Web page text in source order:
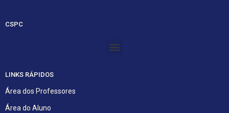
CSPC
Menu
LINKS RÁPIDOS
Área dos Professores
Área do Aluno